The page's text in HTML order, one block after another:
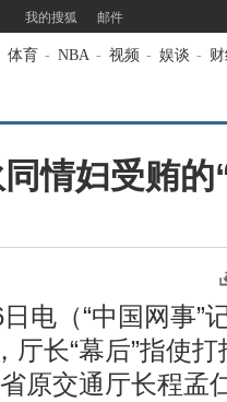
我的搜狐 邮件
体育 - NBA - 视频 - 娱谈 -
情妇受贿的
（“中国网事”
厅长“幕后”指使
原交通厅长程孟